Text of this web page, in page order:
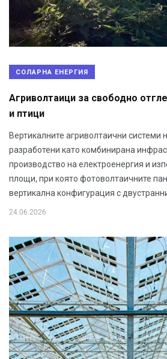
СОЛАРНА ЕНЕРГИЯ
Агриволтаици за свободно
и птици
Вертикалните агриволтаични системи
разработени като комбинирана
производство на електроенергия и
площи, при която фотоволтаичните
вертикална конфигурация с
24.06.2026